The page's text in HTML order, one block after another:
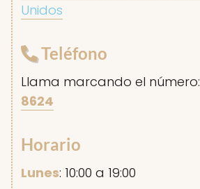
Unidos
Teléfono
Llama marcando el número:
8624
Horario
Lunes: 10:00 a 19:00